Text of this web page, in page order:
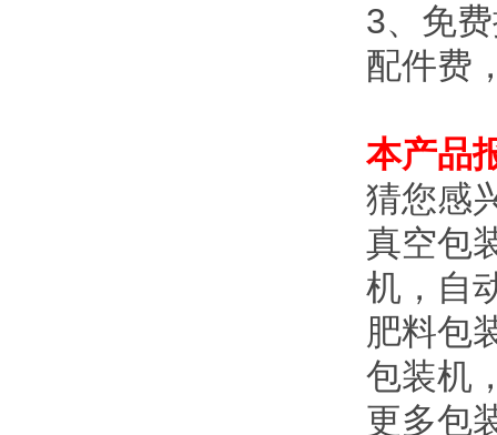
3、免
配件费
本产品
猜您感
真空包
机，自
肥料包
包装机
更多包